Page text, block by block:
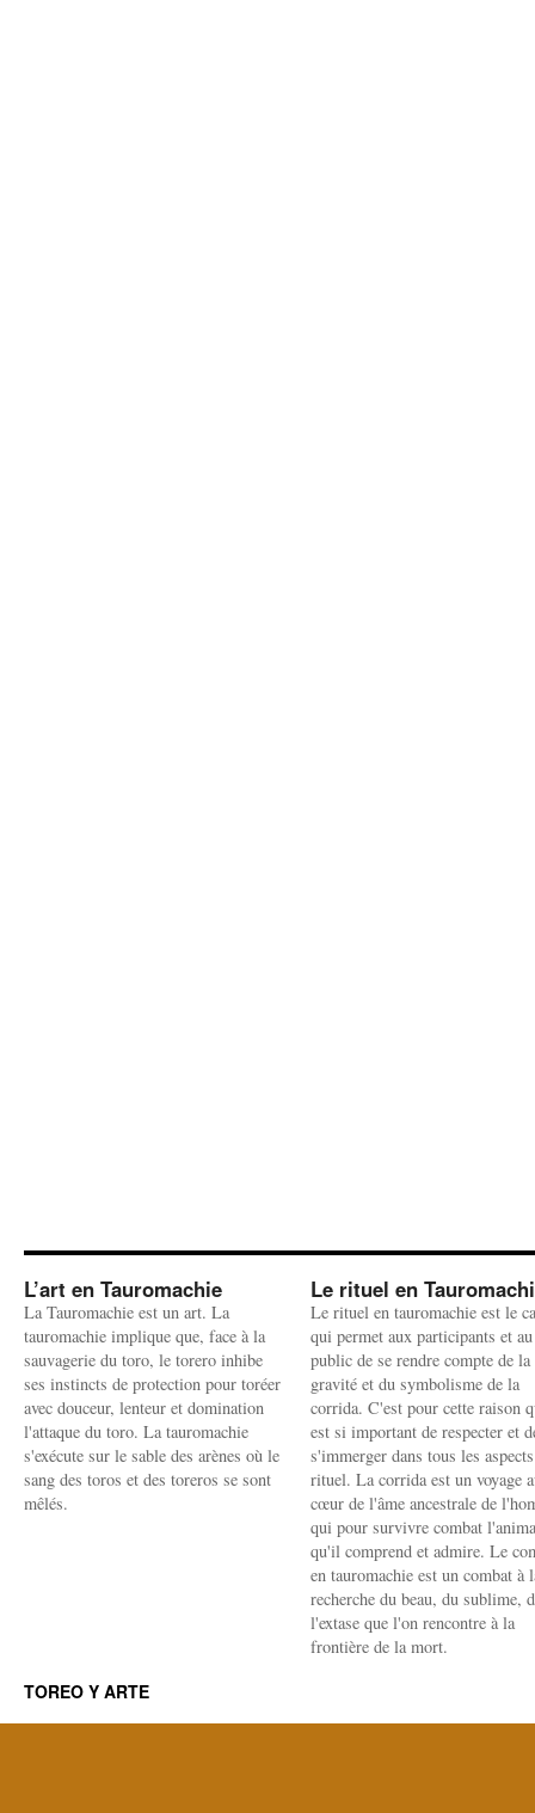
L’art en Tauromachie
La Tauromachie est un art. La
tauromachie implique que, face à la
sauvagerie du toro, le torero inhibe
ses instincts de protection pour toréer
avec douceur, lenteur et domination
l'attaque du toro. La tauromachie
s'exécute sur le sable des arènes où le
sang des toros et des toreros se sont
mêlés.
Le rituel en
Le rituel en tauromachie est le
qui permet aux participants et au
public de se rendre compte de la
gravité et du symbolisme de la
corrida. C'est pour cette raison
est si important de respecter et
s'immerger dans tous les
rituel. La corrida est un voyage
cœur de l'âme ancestrale de
qui pour survivre combat
qu'il comprend et admire. Le
en tauromachie est un combat à
recherche du beau, du sublime,
l'extase que l'on rencontre à la
frontière de la mort.
TOREO Y ARTE